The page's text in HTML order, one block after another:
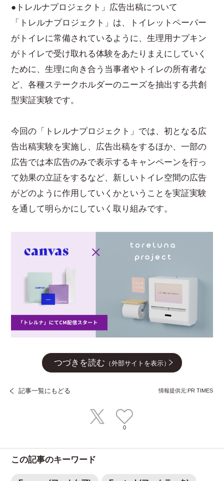
●トレルナプロジェクト」広告出稿について
「トレルナプロジェクト」は、トイレットペーパー
がトイレに常備されているように、生理用ナプキン
がトイレで受け取れる体験をあたりまえにしていく
ために、生理に向き合う当事者やトイレの所有者な
ど、各種ステークホルダーのニーズを抽出する共創
型実証実験です。
今回の「トレルナプロジェクト」では、初となる広
告出稿実験を実施し、広告出稿をするほか、一部の
広告では本広告のみで表示するキャンペーンを行っ
て効果の立証をするなど、新しいトイレ空間の広告
がどのように作用していくかということを実証実験
を通して明らかにしていく取り組みです。
つづきを読む （外部サイトを表示）
記事一覧にもどる 情報提供元:PR TIMES
0
この記事のキーワード